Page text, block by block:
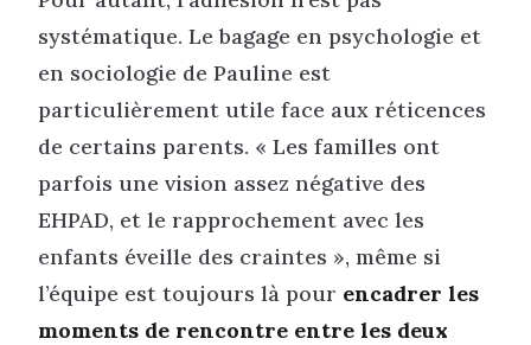
systématique. Le bagage en psychologie et
en sociologie de Pauline est
particulièrement utile face aux réticences
de certains parents. « Les familles ont
parfois une vision assez négative des
EHPAD, et le rapprochement avec les
enfants éveille des craintes », même si
l’équipe est toujours là pour encadrer les
moments de rencontre entre les deux